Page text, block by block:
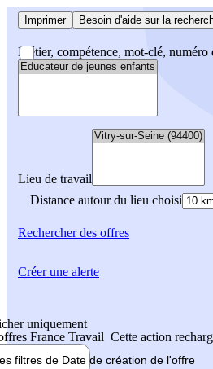
Imprimer Besoin d'aide sur la
Métier, compétence, mot-clé, numéro
Lieu de travail
Distance autour du lieu choisi
Rechercherdes offres
uniquement
France Travail Cette action
filtres de Date de création de l'offre
Créer une alerte